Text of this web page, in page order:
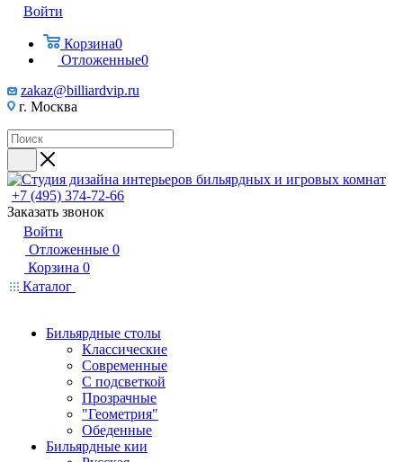
Войти
Корзина0
Отложенные0
zakaz@billiardvip.ru
г. Москва
+7 (495) 374-72-66
Заказать звонок
Войти
Отложенные 0
Корзина 0
Каталог
Бильярдные столы
Классические
Современные
С подсветкой
Прозрачные
"Геометрия"
Обеденные
Бильярдные кии